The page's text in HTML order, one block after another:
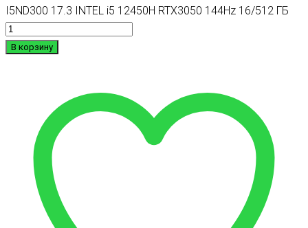
I5ND300 17.3 INTEL i5 12450H RTX3050 144Hz 16/512 ГБ
В корзину